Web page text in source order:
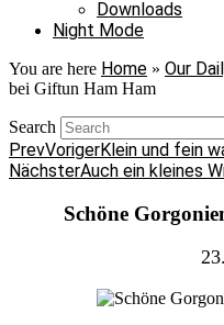
Downloads
Night Mode
You are here Home » Our
bei Giftun Ham Ham
Search
PrevVorigerKlein und fein
NächsterAuch ein kleines
Schöne